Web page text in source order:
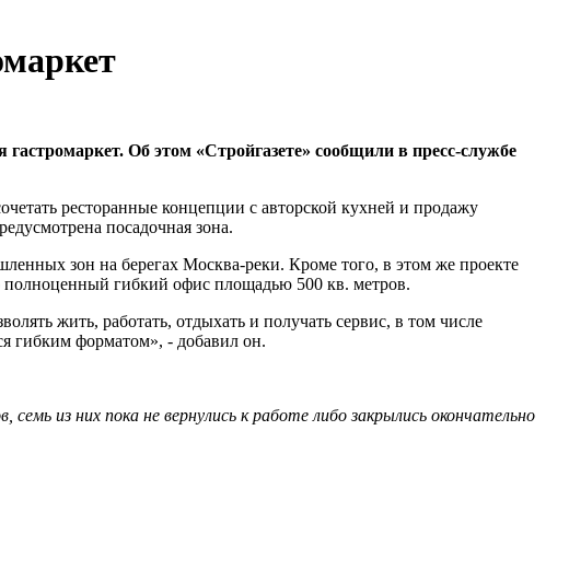
Об этом «Стройгазете» сообщили в пресс-службе
ресторанные концепции с авторской кухней и продажу
посадочная зона.
зон на берегах Москва-реки. Кроме того, в этом же проекте
гибкий офис площадью 500 кв. метров.
жить, работать, отдыхать и получать сервис, в том числе
гибким форматом», - добавил он.
из них пока не вернулись к работе либо закрылись окончательно